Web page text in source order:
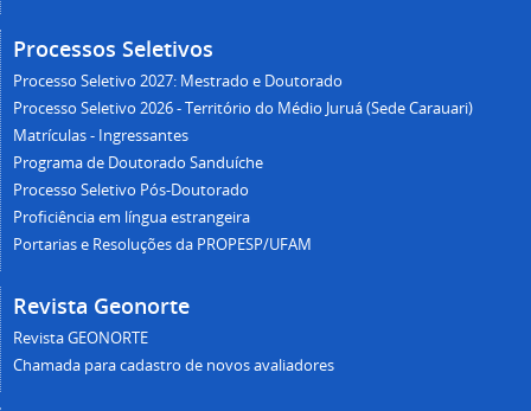
Processos Seletivos
Processo Seletivo 2027: Mestrado e Doutorado
Processo Seletivo 2026 - Território do Médio Juruá (Sede Carauari)
Matrículas - Ingressantes
Programa de Doutorado Sanduíche
Processo Seletivo Pós-Doutorado
Proficiência em língua estrangeira
Portarias e Resoluções da PROPESP/UFAM
Revista Geonorte
Revista GEONORTE
Chamada para cadastro de novos avaliadores